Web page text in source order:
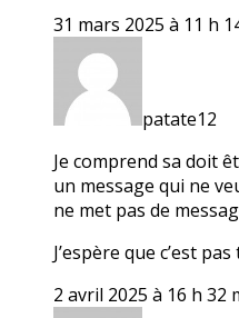
31 mars 2025 à 11 h
patate12
Je comprend sa doit
un message qui ne
ne met pas de
J’espère que c’est
2 avril 2025 à 16 h 32